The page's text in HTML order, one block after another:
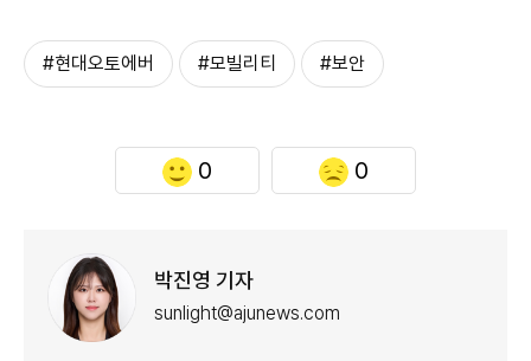
#현대오토에버 #모빌리티 #보안
0 0
박진영 기자
sunlight@ajunews.com